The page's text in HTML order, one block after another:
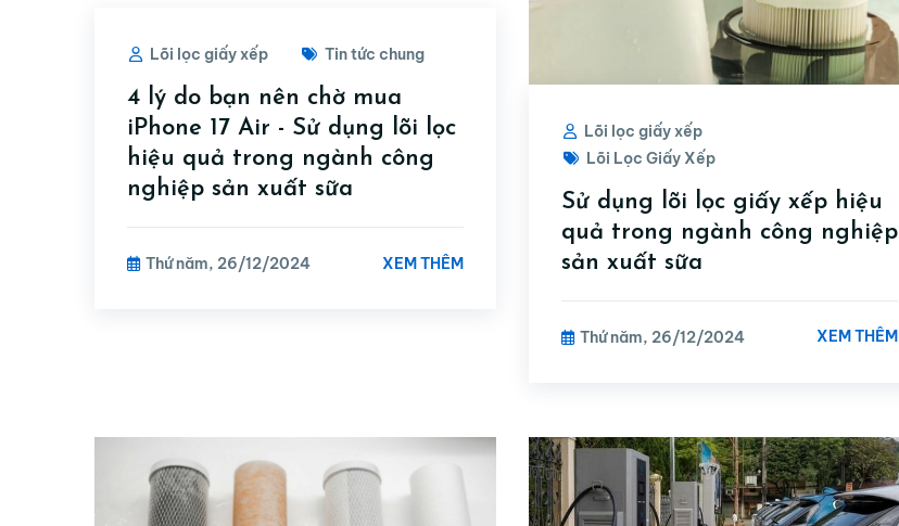
Lõi lọc giấy xếp Tin tức chung
4 lý do bạn nên chờ mua
iPhone 17 Air - Sử dụng lõi lọc
hiệu quả trong ngành công
nghiệp sản xuất sữa
Thứ năm, 26/12/2024 XEM THÊM
Lõi lọc giấy xếp
Lõi Lọc Giấy Xếp
Sử dụng lõi lọc giấy xếp hiệu
quả trong ngành công nghiệp
sản xuất sữa
Thứ năm, 26/12/2024 XEM THÊM